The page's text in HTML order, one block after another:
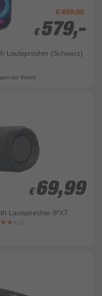
€ 699,00
€ 579,-
€ 579,-
Lautsprecher (Schwarz)
bei Ihnen)
€ 69,99
€ 69,99
Lautsprecher IPX7
(16)